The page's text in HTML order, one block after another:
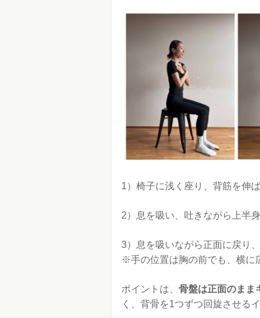
1）椅子に浅く座り、背筋を伸
2）息を吸い、吐きながら上半
3）息を吸いながら正面に戻り
※手の位置は胸の前でも、横に
ポイントは、 骨盤は正面のまま
く、背骨を1つずつ回旋させる